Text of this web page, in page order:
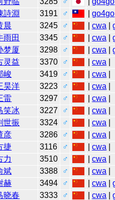
詩淵 3191 ♂ |go4go
晨 3245 ♂ |cwa |
雨田 3345 ♂ |cwa |
梦厦 3298 ♂ |cwa |
灵益 3370 ♂ |cwa
峻 3419 ♂ |cwa
昊洋 3223 ♂ |cwa
雷 3297 ♂ |cwa
笑冰 3227 ♂ |cwa
世振 3324 ♂ |cwa
彦 3286 ♂ |cwa
捷 3116 ♂ |cwa
力 3510 ♂ |cwa
斌 3388 ♂ |cwa
赫 3494 ♂ |cwa |
晓春 3333 ♂ |cwa |